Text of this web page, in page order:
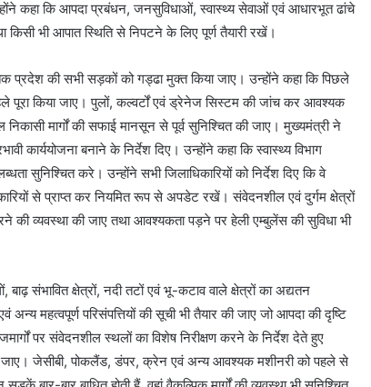
कहा कि आपदा प्रबंधन, जनसुविधाओं, स्वास्थ्य सेवाओं एवं आधारभूत ढांचे
भी आपात स्थिति से निपटने के लिए पूर्ण तैयारी रखें।
प्रदेश की सभी सड़कों को गड्ढा मुक्त किया जाए। उन्होंने कहा कि पिछले
पूरा किया जाए। पुलों, कल्वर्टों एवं ड्रेनेज सिस्टम की जांच कर आवश्यक
मार्गों की सफाई मानसून से पूर्व सुनिश्चित की जाए। मुख्यमंत्री ने
कार्ययोजना बनाने के निर्देश दिए। उन्होंने कहा कि स्वास्थ्य विभाग
सुनिश्चित करे। उन्होंने सभी जिलाधिकारियों को निर्देश दिए कि वे
से प्राप्त कर नियमित रूप से अपडेट रखें। संवेदनशील एवं दुर्गम क्षेत्रों
की व्यवस्था की जाए तथा आवश्यकता पड़ने पर हेली एम्बुलेंस की सुविधा भी
संभावित क्षेत्रों, नदी तटों एवं भू-कटाव वाले क्षेत्रों का अद्यतन
महत्वपूर्ण परिसंपत्तियों की सूची भी तैयार की जाए जो आपदा की दृष्टि
पर संवेदनशील स्थलों का विशेष निरीक्षण करने के निर्देश देते हुए
जाए। जेसीबी, पोकलैंड, डंपर, क्रेन एवं अन्य आवश्यक मशीनरी को पहले से